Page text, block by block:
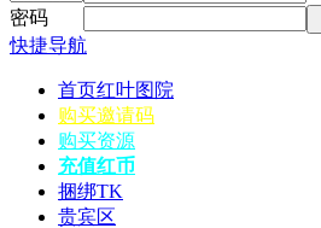
密码
快捷导航
首页红叶图院
购买邀请码
购买资源
充值红币
捆绑TK
贵宾区